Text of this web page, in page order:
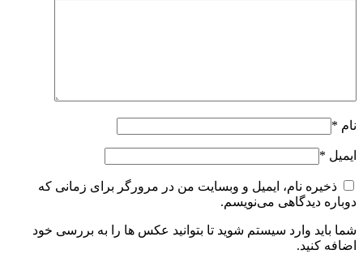
نام *
ایمیل *
ذخیره نام، ایمیل و وبسایت من در مرورگر برای زمانی که
دوباره دیدگاهی می‌نویسم.
شما باید وارد سیستم شوید تا بتوانید عکس ها را به بررسی خود
اضافه کنید.